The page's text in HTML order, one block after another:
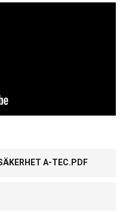
A-TEC.PDF